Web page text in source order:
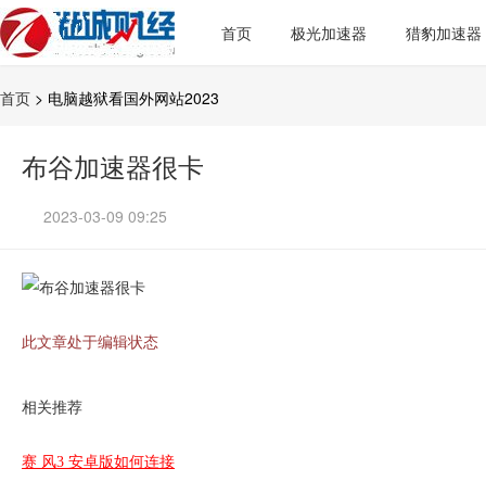
首页 极光加速器 猎豹加速器
首页 > 电脑越狱看国外网站2023
布谷加速器很卡
2023-03-09 09:25
此文章处于编辑状态
相关推荐
赛 风3 安卓版如何连接